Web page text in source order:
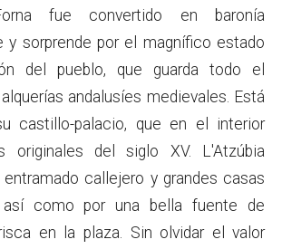
fue convertido en baronía
y sorprende por el magnífico estado
del pueblo, que guarda todo el
andalusíes medievales. Está
castillo-palacio, que en el interior
originales del siglo XV. L'Atzúbia
callejero y grandes casas
como por una bella fuente de
en la plaza. Sin olvidar el valor